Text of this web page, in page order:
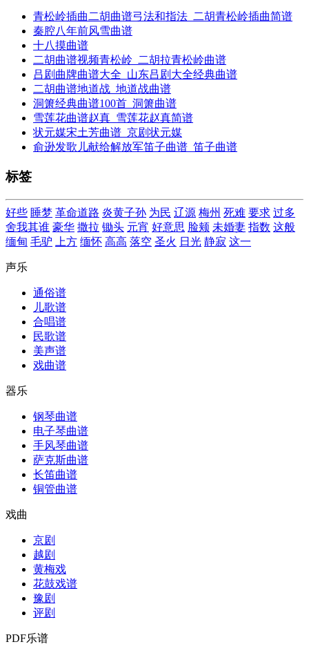
青松岭插曲二胡曲谱弓法和指法_二胡青松岭插曲简谱
秦腔八年前风雪曲谱
十八摸曲谱
二胡曲谱视频青松岭_二胡拉青松岭曲谱
吕剧曲牌曲谱大全_山东吕剧大全经典曲谱
二胡曲谱地道战_地道战曲谱
洞箫经典曲谱100首_洞箫曲谱
雪莲花曲谱赵真_雪莲花赵真简谱
状元媒宋土芳曲谱_京剧状元媒
俞逊发歌儿献给解放军笛子曲谱_笛子曲谱
标签
好些 睡梦 革命道路 炎黄子孙 为民 辽源 梅州 死难 要求 过多
舍我其谁 豪华 撒拉 锄头 元宵 好意思 脸颊 未婚妻 指数 这般
缅甸 毛驴 上方 缅怀 高高 落空 圣火 日光 静寂 这一
声乐
通俗谱
儿歌谱
合唱谱
民歌谱
美声谱
戏曲谱
器乐
钢琴曲谱
电子琴曲谱
手风琴曲谱
萨克斯曲谱
长笛曲谱
铜管曲谱
戏曲
京剧
越剧
黄梅戏
花鼓戏谱
豫剧
评剧
PDF乐谱